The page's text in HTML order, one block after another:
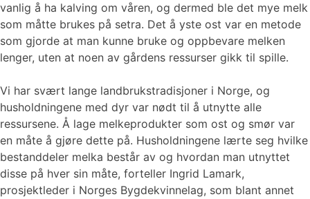
vanlig å ha kalving om våren, og dermed ble det mye melk
som måtte brukes på setra. Det å yste ost var en metode
som gjorde at man kunne bruke og oppbevare melken
lenger, uten at noen av gårdens ressurser gikk til spille.
Vi har svært lange landbrukstradisjoner i Norge, og
husholdningene med dyr var nødt til å utnytte alle
ressursene. Å lage melkeprodukter som ost og smør var
en måte å gjøre dette på. Husholdningene lærte seg hvilke
bestanddeler melka består av og hvordan man utnyttet
disse på hver sin måte, forteller Ingrid Lamark,
prosjektleder i Norges Bygdekvinnelag, som blant annet